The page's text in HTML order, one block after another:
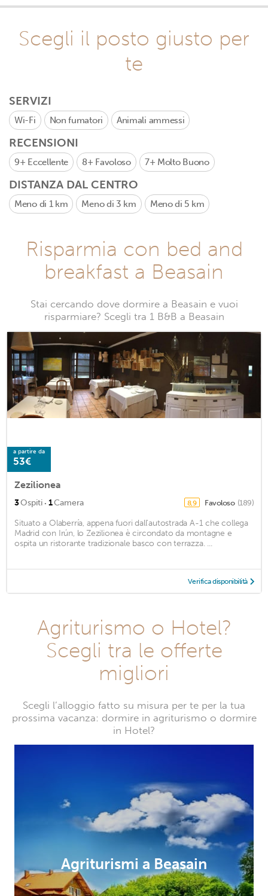
Scegli il posto giusto per
te
SERVIZI
Wi-Fi Non fumatori Animali ammessi
RECENSIONI
9+ Eccellente 8+ Favoloso 7+ Molto Buono
DISTANZA DAL CENTRO
Meno di 1 km Meno di 3 km Meno di 5 km
Risparmia con bed and
breakfast a Beasain
Stai cercando dove dormire a Beasain e vuoi
risparmiare? Scegli tra 1 B&B a Beasain
a partire da
53€
Zezilionea
3Ospiti · 1Camera 8,9 Favoloso (189)
Situato a Olaberría, appena fuori dall'autostrada A-1 che collega
Madrid con Irún, lo Zezilionea è circondato da montagne e
ospita un ristorante tradizionale basco con terrazza. ...
Verifica disponibilità
Agriturismo o Hotel?
Scegli tra le offerte
migliori
Scegli l’alloggio fatto su misura per te per la tua
prossima vacanza: dormire in agriturismo o dormire
in Hotel?
Agriturismi a Beasain